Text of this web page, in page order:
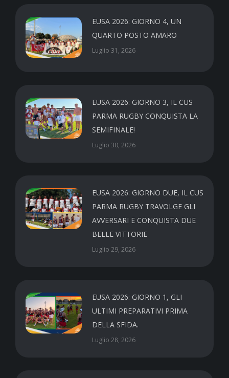
EUSA 2026: GIORNO 4, UN
QUARTO POSTO AMARO
Luglio 31, 2026
EUSA 2026: GIORNO 3, IL CUS
PARMA RUGBY CONQUISTA LA
SEMIFINALE!
Luglio 30, 2026
EUSA 2026: GIORNO DUE, IL CUS
PARMA RUGBY TRAVOLGE GLI
AVVERSARI E CONQUISTA DUE
BELLE VITTORIE
Luglio 29, 2026
EUSA 2026: GIORNO 1, GLI
ULTIMI PREPARATIVI PRIMA
DELLA SFIDA.
Luglio 28, 2026